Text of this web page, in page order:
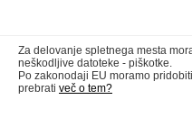
Za delovanje spletnega mesta
neškodljive datoteke - piškotke.
Po zakonodaji EU moramo
prebrati več o tem?